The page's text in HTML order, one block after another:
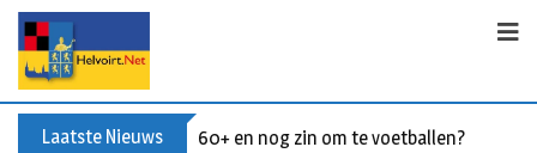
Laatste Nieuws 60+ en nog zin om te voetballen? Kom